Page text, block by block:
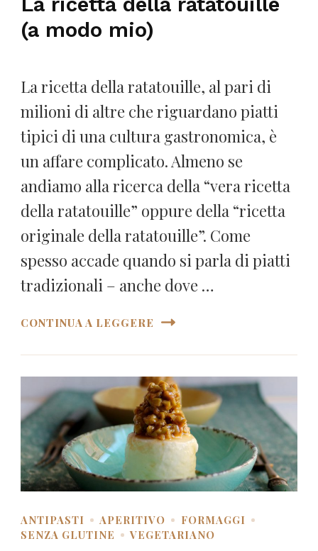
(a modo mio)
La ricetta della ratatouille, al pari di
milioni di altre che riguardano piatti
tipici di una cultura gastronomica, è
un affare complicato. Almeno se
andiamo alla ricerca della “vera ricetta
della ratatouille” oppure della “ricetta
originale della ratatouille”. Come
spesso accade quando si parla di piatti
tradizionali – anche dove …
CONTINUA A LEGGERE
ANTIPASTI APERITIVO
FORMAGGI
SENZA GLUTINE
VEGETARIANO